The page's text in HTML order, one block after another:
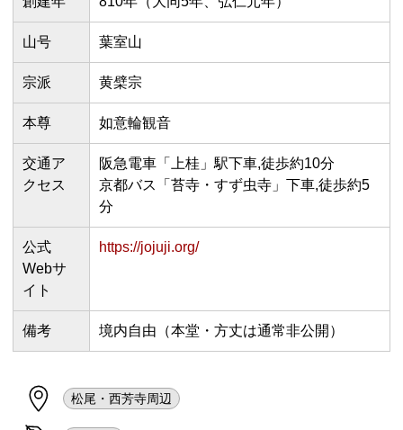
山号 葉室山
宗派 黄檗宗
本尊 如意輪観音
交通ア
クセス
阪急電車「上桂」駅下車,徒歩約10分
京都バス「苔寺・すず虫寺」下車,徒歩約5
分
公式
Webサ
イト
https://jojuji.org/
備考 境内自由（本堂・方丈は通常非公開）
松尾・西芳寺周辺